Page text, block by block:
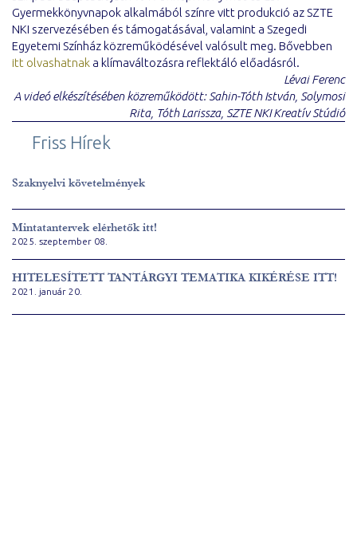
Gyermekkönyvnapok alkalmából színre vitt produkció az SZTE
NKI szervezésében és támogatásával, valamint a Szegedi
Egyetemi Színház közreműködésével valósult meg. Bővebben
itt olvashatnak a klímaváltozásra reflektáló előadásról.
Lévai Ferenc
A videó elkészítésében közreműködött: Sahin-Tóth István, Solymosi
Rita, Tóth Larissza, SZTE NKI Kreatív Stúdió
Friss Hírek
Szaknyelvi követelmények
Mintatantervek elérhetők itt!
2025. szeptember 08.
HITELESÍTETT TANTÁRGYI TEMATIKA KIKÉRÉSE ITT!
2021. január 20.